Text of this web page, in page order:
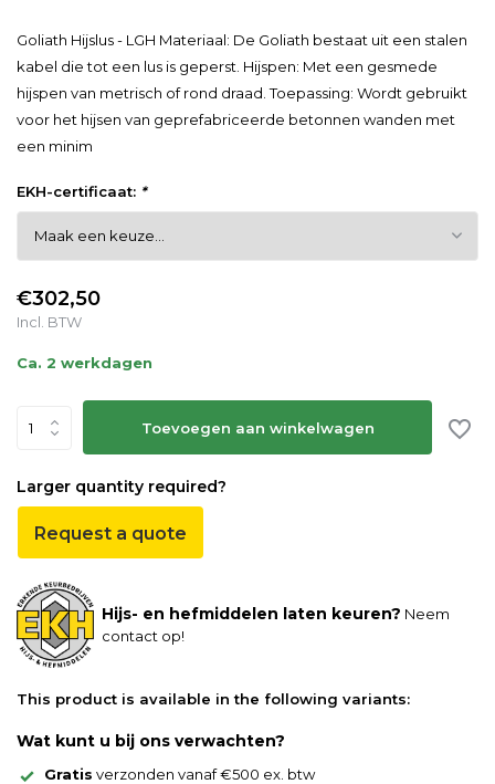
Goliath Hijslus - LGH Materiaal: De Goliath bestaat uit een stalen
kabel die tot een lus is geperst. Hijspen: Met een gesmede
hijspen van metrisch of rond draad. Toepassing: Wordt gebruikt
voor het hijsen van geprefabriceerde betonnen wanden met
een minim
EKH-certificaat: *
€302,50
Incl. BTW
Ca. 2 werkdagen
Toevoegen aan winkelwagen
Larger quantity required?
Request a quote
Hijs- en hefmiddelen laten keuren? Neem
contact op!
This product is available in the following variants:
Wat kunt u bij ons verwachten?
Gratis verzonden vanaf €500 ex. btw